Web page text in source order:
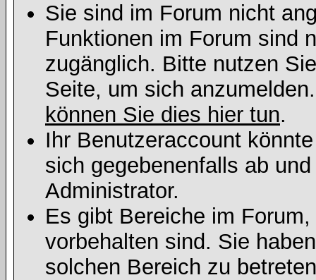
Sie sind im Forum nicht
Funktionen im Forum sind
zugänglich. Bitte nutzen
Seite, um sich
können Sie dies hier tun.
Ihr Benutzeraccount
sich gegebenenfalls ab
Administrator.
Es gibt Bereiche im
vorbehalten sind. Sie
solchen Bereich zu